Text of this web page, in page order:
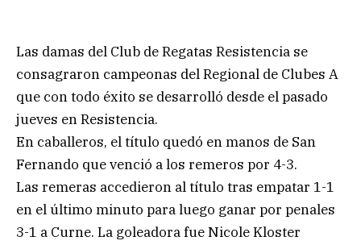
Las damas del Club de Regatas Resistencia se
consagraron campeonas del Regional de Clubes A
que con todo éxito se desarrolló desde el pasado
jueves en Resistencia.
En caballeros, el título quedó en manos de San
Fernando que venció a los remeros por 4-3.
Las remeras accedieron al título tras empatar 1-1
en el último minuto para luego ganar por penales
3-1 a Curne. La goleadora fue Nicole Kloster